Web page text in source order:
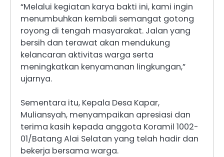
“Melalui kegiatan karya bakti ini, kami ingin
menumbuhkan kembali semangat gotong
royong di tengah masyarakat. Jalan yang
bersih dan terawat akan mendukung
kelancaran aktivitas warga serta
meningkatkan kenyamanan lingkungan,”
ujarnya.
Sementara itu, Kepala Desa Kapar,
Muliansyah, menyampaikan apresiasi dan
terima kasih kepada anggota Koramil 1002-
01/Batang Alai Selatan yang telah hadir dan
bekerja bersama warga.